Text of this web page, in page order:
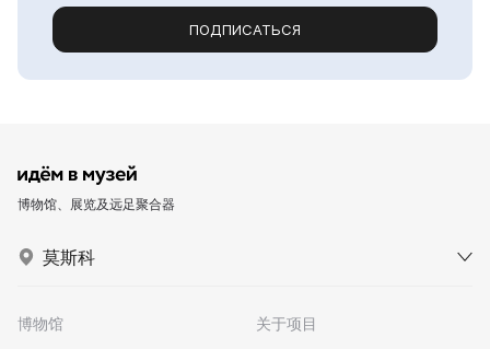
ПОДПИСАТЬСЯ
博物馆、展览及远足聚合器
莫斯科
博物馆
关于项目